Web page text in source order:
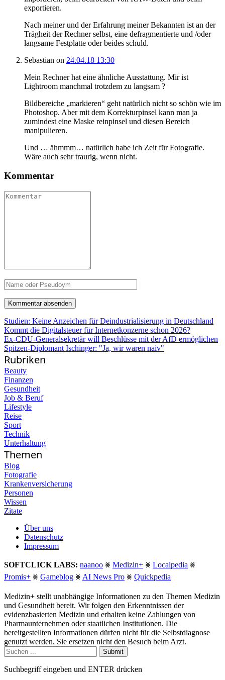
exportieren.
Nach meiner und der Erfahrung meiner Bekannten ist an der
Trägheit der Rechner selbst, eine defragmentierte und /oder
langsame Festplatte oder beides schuld.
Sebastian on 24.04.18 13:30
Mein Rechner hat eine ähnliche Ausstattung. Mir ist
Lightroom manchmal trotzdem zu langsam ?
Bildbereiche „markieren“ geht natürlich nicht so schön wie im
Photoshop. Aber mit dem Korrekturpinsel kann man ja
zumindest eine Maske reinpinsel und diesen Bereich
manipulieren.
Und … ähmmm… natürlich habe ich Zeit für Fotografie.
Wäre auch sehr traurig, wenn nicht.
Kommentar
Studien: Keine Anzeichen für Deindustrialisierung in Deutschland
Kommt die Digitalsteuer für Internetkonzerne schon 2026?
Ex-CDU-Generalsekretär will Beschlüsse mit der AfD ermöglichen
Spitzen-Diplomant Ischinger: "Ja, wir waren naiv"
Rubriken
Beauty
Finanzen
Gesundheit
Job & Beruf
Lifestyle
Reise
Sport
Technik
Unterhaltung
Themen
Blog
Fotografie
Krankenversicherung
Personen
Wissen
Zitate
Über uns
Datenschutz
Impressum
SOFTCLICK LABS: naanoo ⨳ Medizin+ ⨳ Localpedia ⨳
Promis+ ⨳ Gameblog ⨳ AI News Pro ⨳ Quickpedia
Medizin+ stellt unabhängige Informationen zu den Themen Medizin
und Gesundheit bereit. Wir folgen den Erkenntnissen der
evidenzbasierten Medizin und erhalten keine Zahlungen von
Pharmaunternehmen oder staatlichen Institutionen. Die
bereitgestellten Informationen dürfen nicht für die Selbstdiagnose
genutzt werden. Sie ersetzen nicht den Besuch beim Arzt.
Submit
Suchbegriff eingeben und ENTER drücken